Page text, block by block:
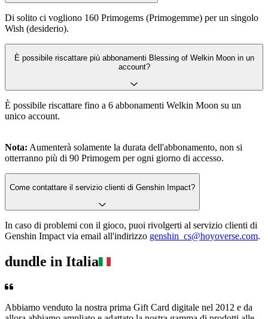
Di solito ci vogliono 160 Primogems (Primogemme) per un singolo
Wish (desiderio).
È possibile riscattare più abbonamenti Blessing of Welkin Moon in un
account?
È possibile riscattare fino a 6 abbonamenti Welkin Moon su un
unico account.
Nota: Aumenterà solamente la durata dell'abbonamento, non si
otterranno più di 90 Primogem per ogni giorno di accesso.
Come contattare il servizio clienti di Genshin Impact?
In caso di problemi con il gioco, puoi rivolgerti al servizio clienti di
Genshin Impact via email all'indirizzo genshin_cs@hoyoverse.com.
dundle in Italia
Abbiamo venduto la nostra prima Gift Card digitale nel 2012 e da